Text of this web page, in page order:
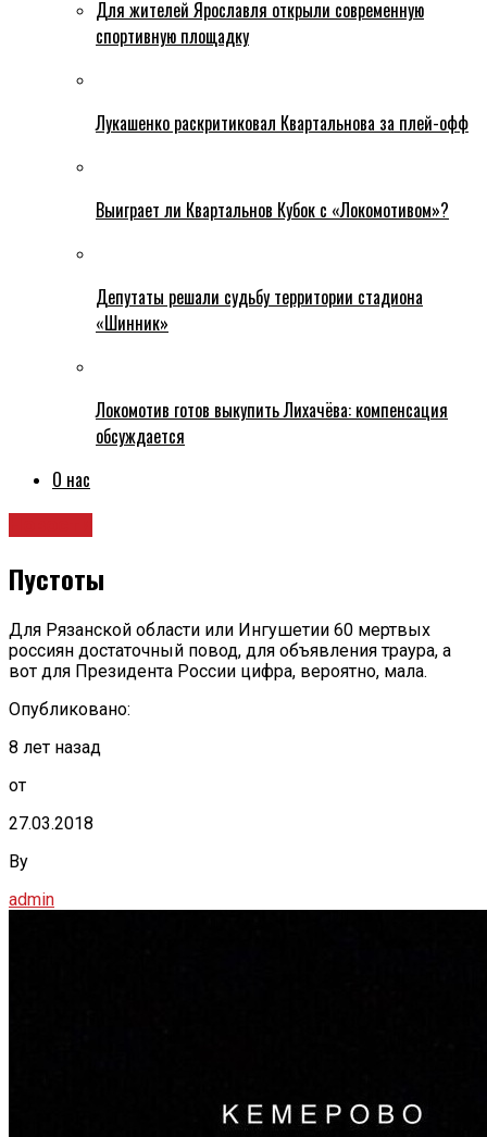
Для жителей Ярославля открыли современную
спортивную площадку
Лукашенко раскритиковал Квартальнова за плей-офф
Выиграет ли Квартальнов Кубок с «Локомотивом»?
Депутаты решали судьбу территории стадиона
«Шинник»
Локомотив готов выкупить Лихачёва: компенсация
обсуждается
О нас
Пустоты
Для Рязанской области или Ингушетии 60 мертвых
россиян достаточный повод, для объявления траура, а
вот для Президента России цифра, вероятно, мала.
Опубликовано:
8 лет назад
от
27.03.2018
By
admin